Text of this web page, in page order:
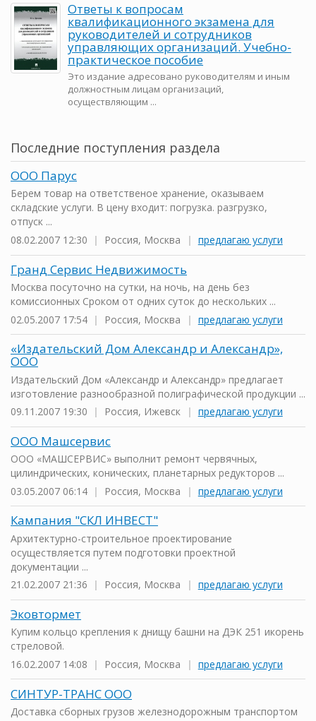
Ответы к вопросам
квалификационного экзамена для
руководителей и сотрудников
управляющих организаций. Учебно-
практическое пособие
Это издание адресовано руководителям и иным
должностным лицам организаций,
осуществляющим ...
Последние поступления раздела
ООО Парус
Берем товар на ответственое хранение, оказываем
складские услуги. В цену входит: погрузка. разгрузко,
отпуск ...
08.02.2007 12:30
| Россия, Москва | предлагаю услуги
Гранд Сервис Недвижимость
Москва посуточно на сутки, на ночь, на день без
комиссионных Сроком от одних суток до нескольких ...
02.05.2007 17:54 | Россия, Москва | предлагаю услуги
«Издательский Дом Александр и Александр»,
ООО
Издательский Дом «Александр и Александр» предлагает
изготовление разнообразной полиграфической продукции ...
09.11.2007 19:30
| Россия, Ижевск | предлагаю услуги
ООО Машсервис
ООО «МАШСЕРВИС» выполнит ремонт червячных,
цилиндрических, конических, планетарных редукторов ...
03.05.2007 06:14 | Россия, Москва | предлагаю услуги
Кампания "СКЛ ИНВЕСТ"
Архитектурно-строительное проектирование
осуществляется путем подготовки проектной
документации ...
21.02.2007 21:36
| Россия, Москва | предлагаю услуги
Эковтормет
Купим кольцо крепления к днищу башни на ДЭК 251 икорень
стреловой.
16.02.2007 14:08
| Россия, Москва | предлагаю услуги
СИНТУР-ТРАНС ООО
Доставка сборных грузов железнодорожным транспортом